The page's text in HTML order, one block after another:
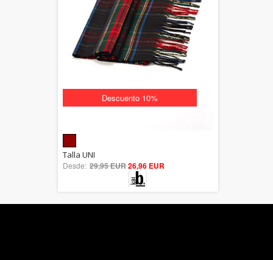
Descuento 10%
out of 5
Talla UNI
Desde: 29,95 EUR26,96 EUR